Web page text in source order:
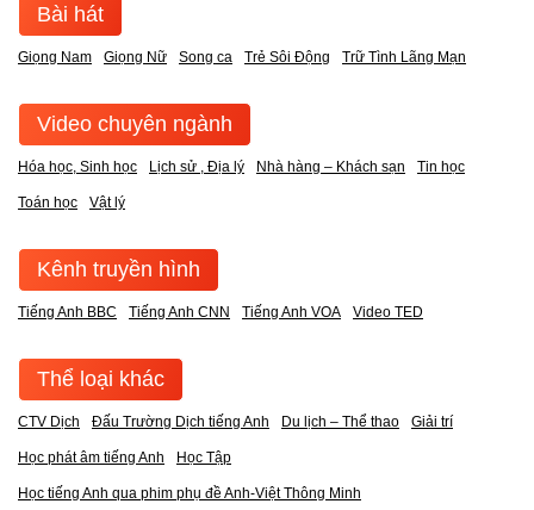
Bài hát
Giọng Nam Giọng Nữ Song ca Trẻ Sôi Động Trữ Tình Lãng Mạn
Video chuyên ngành
Hóa học, Sinh học Lịch sử , Địa lý Nhà hàng – Khách sạn Tin học
Toán học Vật lý
Kênh truyền hình
Tiếng Anh BBC Tiếng Anh CNN Tiếng Anh VOA Video TED
Thể loại khác
CTV Dịch Đấu Trường Dịch tiếng Anh Du lịch – Thể thao Giải trí
Học phát âm tiếng Anh Học Tập
Học tiếng Anh qua phim phụ đề Anh-Việt Thông Minh